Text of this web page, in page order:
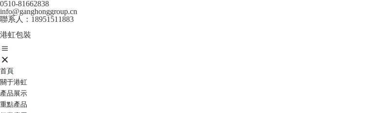
0510-81662838
info@ganghonggroup.cn
聯系人：18951511883
港虹包裝
首頁
關于港虹
產品展示
重點產品